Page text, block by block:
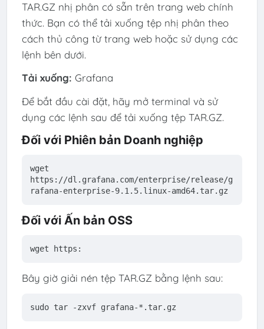
TAR.GZ nhị phân có sẵn trên trang web chính
thức. Bạn có thể tải xuống tệp nhị phân theo
cách thủ công từ trang web hoặc sử dụng các
lệnh bên dưới.
Tải xuống: Grafana
Để bắt đầu cài đặt, hãy mở terminal và sử
dụng các lệnh sau để tải xuống tệp TAR.GZ.
Đối với Phiên bản Doanh nghiệp
wget
https://dl.grafana.com/enterprise/release/g
rafana-enterprise-9.1.5.linux-amd64.tar.gz
Đối với Ấn bản OSS
wget https:
Bây giờ giải nén tệp TAR.GZ bằng lệnh sau:
sudo tar -zxvf grafana-* .tar.gz